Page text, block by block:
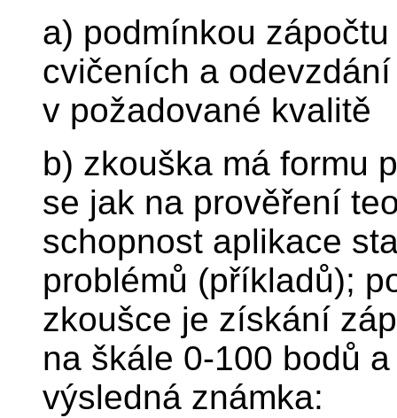
a) podmínkou
cvičeních a
v požadované kvalitě
b) zkouška má formu
se jak na prověření
schopnost aplikace
problémů (příkladů);
zkoušce je získání
na škále 0-100 bodů
výsledná známka: